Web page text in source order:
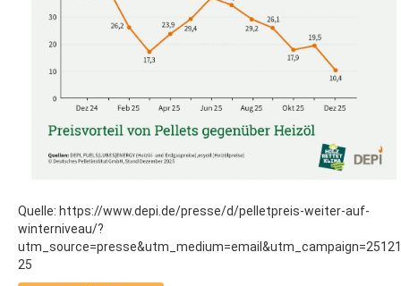
Quelle: https://www.depi.de/presse/d/pelletpreis-weiter-auf-
winterniveau/?
25